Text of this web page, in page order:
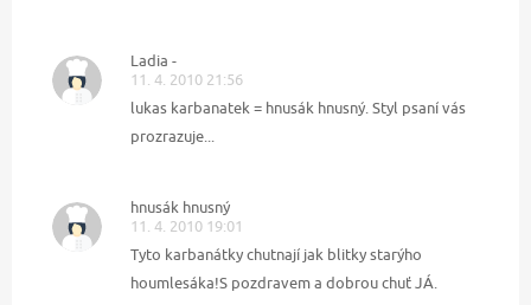
Ladia -
11. 4. 2010 21:56
lukas karbanatek = hnusák hnusný. Styl psaní vás
prozrazuje...
hnusák hnusný
11. 4. 2010 19:01
Tyto karbanátky chutnají jak blitky starýho
houmlesáka!S pozdravem a dobrou chuť JÁ.